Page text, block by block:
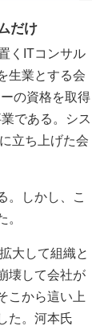
だけ
くITコンサル
生業とする会
の資格を取得
である。シス
立ち上げた会
。しかし、こ
。
大して組織と
壊して会社が
こから這い上
た。河本氏